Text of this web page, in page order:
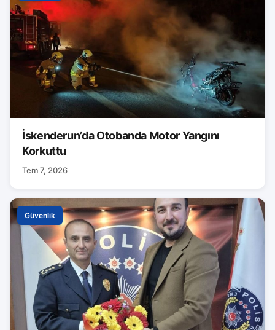
İskenderun’da Otobanda Motor Yangını
Korkuttu
Tem 7, 2026
Güvenlik